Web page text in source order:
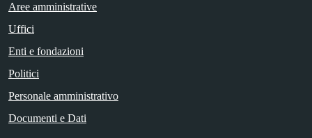
Aree amministrative
Uffici
Enti e fondazioni
Politici
Personale amministrativo
Documenti e Dati